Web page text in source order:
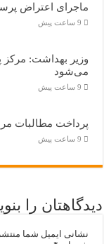
ماجرای اعتراض
9 ساعت پیش
وزیر بهداشت:
می‌شود
9 ساعت پیش
پرداخت مطالبات
9 ساعت پیش
دیدگاهتان را
نشانی ایمیل شما